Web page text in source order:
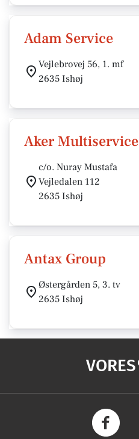
Adam Service
Vejlebrovej 56, 1. mf
2635 Ishøj
Aker Multiservice
c/o. Nuray Mustafa
Vejledalen 112
2635 Ishøj
Antax Group
Østergården 5, 3. tv
2635 Ishøj
VORES